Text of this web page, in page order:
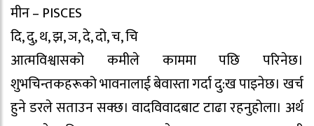
मीन – PISCES
दि, दु, थ, झ, ञ, दे, दो, च, चि
आत्मविश्वासको कमीले काममा पछि परिनेछ।
शुभचिन्तकहरूको भावनालाई बेवास्ता गर्दा दु:ख पाइनेछ। खर्च
हुने डरले सताउन सक्छ। वादविवादबाट टाढा रहनुहोला। अर्थ